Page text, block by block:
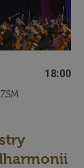
18:00